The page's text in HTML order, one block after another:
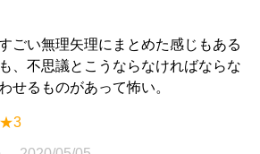
ごい無理矢理にまとめた感じもある
、不思議とこうならなければならな
せるものがあって怖い。
★3